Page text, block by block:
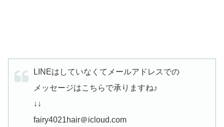
LINEはしていなくてメールアドレスでの
メッセージはこちらで承りますね♪
↓↓
fairy4021hair＠icloud.com